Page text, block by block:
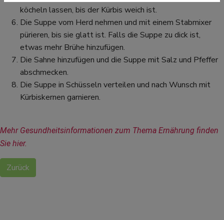
Zurück
köcheln lassen, bis der Kürbis weich ist.
Die Suppe vom Herd nehmen und mit einem Stabmixer
pürieren, bis sie glatt ist. Falls die Suppe zu dick ist,
etwas mehr Brühe hinzufügen.
Die Sahne hinzufügen und die Suppe mit Salz und Pfeffer
abschmecken.
Die Suppe in Schüsseln verteilen und nach Wunsch mit
Kürbiskernen garnieren.
Mehr Gesundheitsinformationen zum Thema Ernährung finden
Sie hier.